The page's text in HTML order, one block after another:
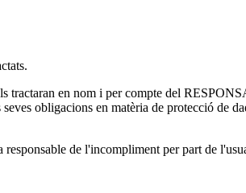
tractaran en nom i per compte del
obligacions en matèria de protecció de
de l'incompliment per part de